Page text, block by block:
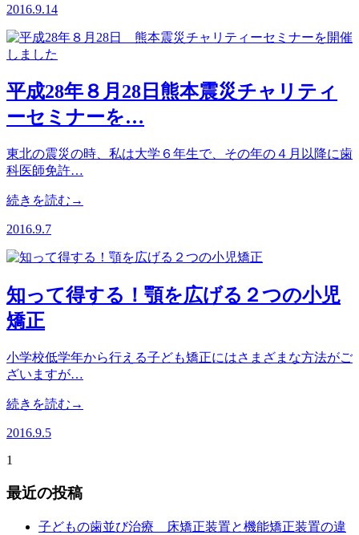
2016.9.14
平成28年８月28日熊本震災チャリティ
ーセミナーを…
東北の震災の時、私は大学６年生で、その年の４月以降に歯
科医師免許…
続きを読む→
2016.9.7
知って得する！顎を広げる２つの小児
矯正
小学校低学年から行える子ども矯正にはさまざまな方法がご
ざいますが…
続きを読む→
2016.9.5
1
最近の投稿
子どもの歯並び治療 床矯正装置と機能矯正装置の違